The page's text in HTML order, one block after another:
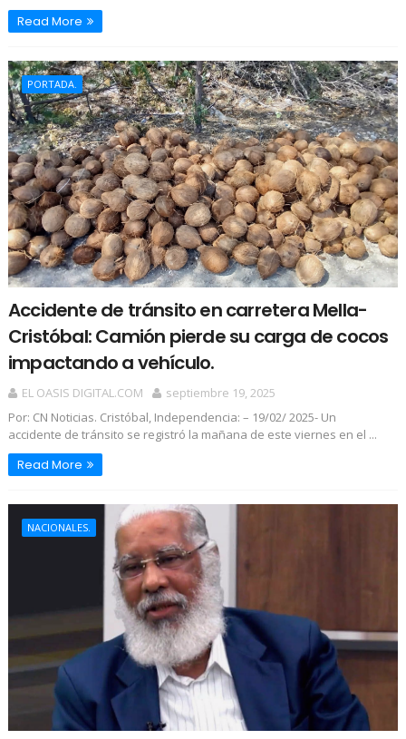
Read More
PORTADA.
Accidente de tránsito en carretera Mella-
Cristóbal: Camión pierde su carga de cocos
impactando a vehículo.
EL OASIS DIGITAL.COM
septiembre 19, 2025
Por: CN Noticias. Cristóbal, Independencia: – 19/02/ 2025- Un
accidente de tránsito se registró la mañana de este viernes en el ...
Read More
NACIONALES.